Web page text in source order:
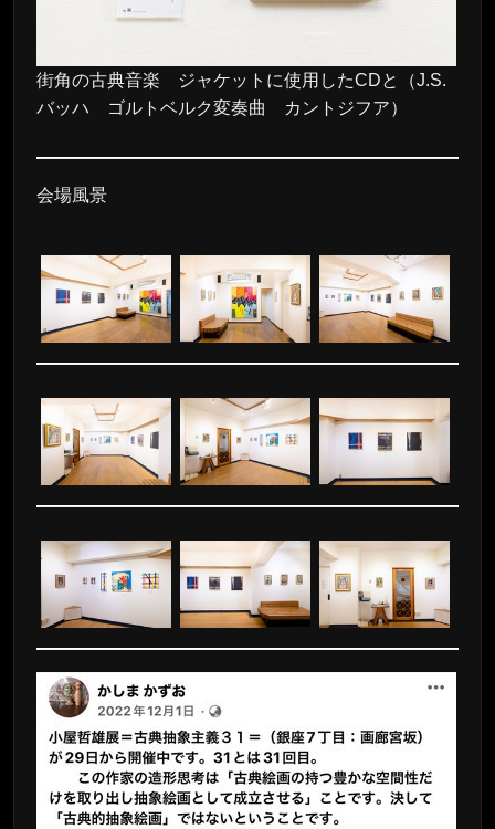
街角の古典音楽 ジャケットに使用したCDと（J.S.
バッハ ゴルトベルク変奏曲 カントジフア）
会場風景